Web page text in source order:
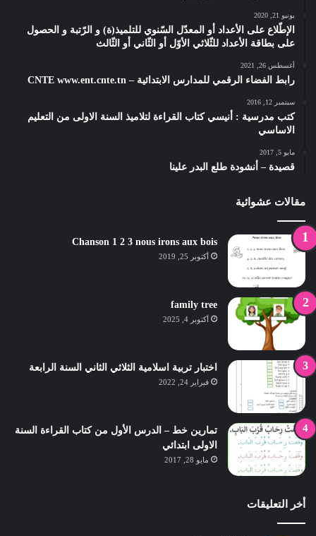
يونيو 21, 2020
الإطّلاع على الأعداد أو المعدّل السّنوي للتلميذ(ة) و الرّتبة و الحصول
على بطاقة الأعداد للثّلاثي الأوّل أو الثّاني أو الثّالث
أغسطس 26, 2021
رابط الفضاء الرقمي للمدارس الابتدائية – CNTE www.ent.cnte.tn
سبتمبر 12, 2016
كتب مدرسية : أنيسي كتاب القراءة لتلاميذ السنة الاولى من التعليم
الاساسي
مايو 5, 2017
قصيدة – أنشودة طلع البدر علينا
مقالات عشوائية
Chanson 1 2 3 nous irons aux bois
أكتوبر 25, 2019
family tree
أكتوبر 4, 2025
اختبار تربية اسلامية الثلاثي الثاني السنة الرابعة
فبراير 24, 2022
تمارين خط – الدرس الأول من كتاب القراءة السنة
الاولى ابتدائي
مايو 28, 2017
أخر التعليقات